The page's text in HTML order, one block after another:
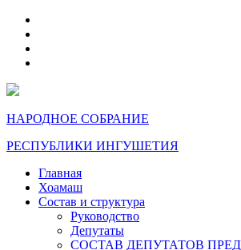
НАРОДНОЕ СОБРАНИЕ
РЕСПУБЛИКИ ИНГУШЕТИЯ
Главная
Хоамаш
Состав и структура
Руководство
Депутаты
СОСТАВ ДЕПУТАТОВ